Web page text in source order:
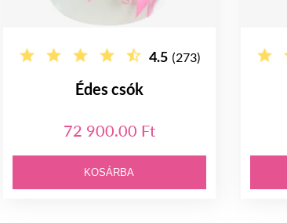
4.5 (273)
Édes csók
72 900.00 Ft
KOSÁRBA